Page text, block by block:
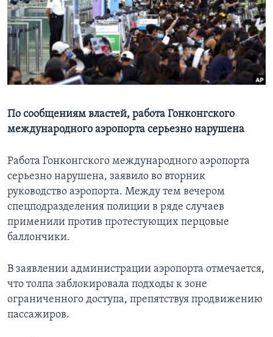
Learning English
СОЦИАЛЬНЫЕ СЕТИ
Языки
По сообщениям властей, работа Гонконгского
международного аэропорта серьезно нарушена
Работа Гонконгского международного аэропорта
серьезно нарушена, заявило во вторник
руководство аэропорта. Между тем вечером
спецподразделения полиции в ряде случаев
применили против протестующих перцовые
баллончики.
В заявлении администрации аэропорта отмечается,
что толпа заблокировала подходы к зоне
ограниченного доступа, препятствуя продвижению
пассажиров.